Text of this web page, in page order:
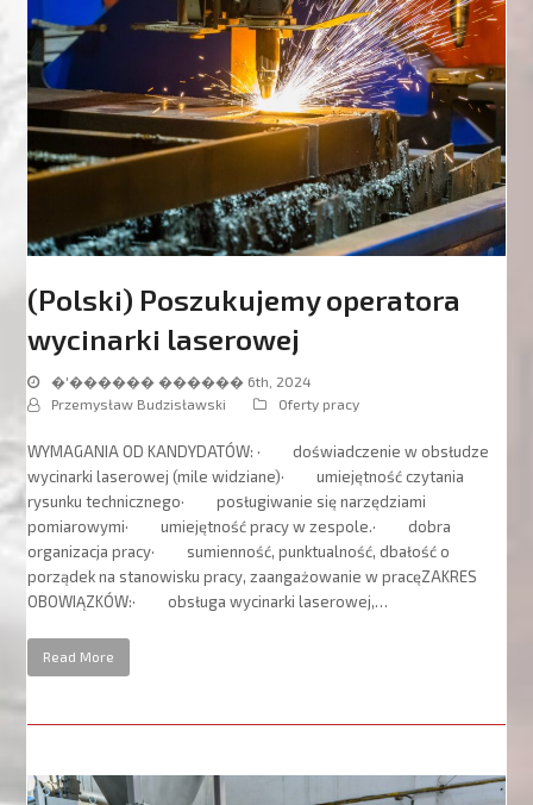
(Polski) Poszukujemy operatora
wycinarki laserowej
�'������ ������ 6th, 2024
Przemysław Budzisławski
Oferty pracy
WYMAGANIA OD KANDYDATÓW: · doświadczenie w obsłudze
wycinarki laserowej (mile widziane)· umiejętność czytania
rysunku technicznego· posługiwanie się narzędziami
pomiarowymi· umiejętność pracy w zespole.· dobra
organizacja pracy· sumienność, punktualność, dbałość o
porządek na stanowisku pracy, zaangażowanie w pracęZAKRES
OBOWIĄZKÓW:· obsługa wycinarki laserowej,…
Read More